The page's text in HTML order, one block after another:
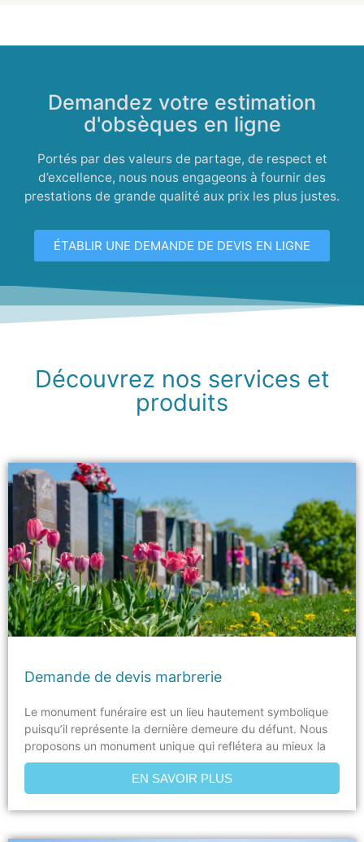
Demandez votre estimation
d'obsèques en ligne
Portés par des valeurs de partage, de respect et
d’excellence, nous nous engageons à fournir des
prestations de grande qualité aux prix les plus justes.
ÉTABLIR UNE DEMANDE DE DEVIS EN LIGNE
Découvrez nos services et
produits
Demande de devis marbrerie
Le monument funéraire est un lieu hautement symbolique
puisqu’il représente la dernière demeure du défunt. Nous
proposons un monument unique qui reflétera au mieux la
EN SAVOIR PLUS